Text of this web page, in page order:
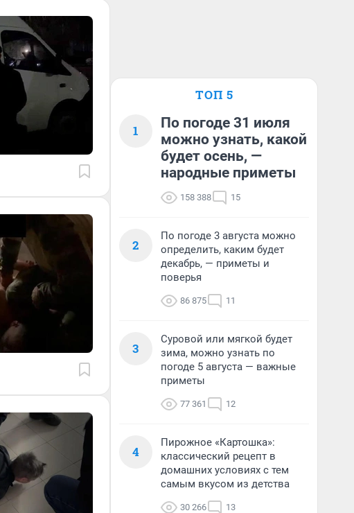
ТОП 5
1
По погоде 31 июля
можно узнать, какой
будет осень, —
народные приметы
158 388 15
2
По погоде 3 августа можно
определить, каким будет
декабрь, — приметы и
поверья
86 875 11
3
Суровой или мягкой будет
зима, можно узнать по
погоде 5 августа — важные
приметы
77 361 12
4
Пирожное «Картошка»:
классический рецепт в
домашних условиях с тем
самым вкусом из детства
30 266 13